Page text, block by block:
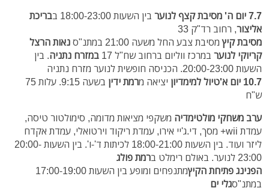
7.7 יום ה'
מסיבת קצף לנוער בין השעות 18:00-23:00 ב
בריכת
אליצור, רחוב רד"ק 33
מסיבת קיץמסיבת צבע החל משעה 21:00 במתנ"ס
נאות הרצל
קריוקי לנוער במרכז ווליום ברחוב שח"ל 17 במזרח נתניה. בין
השעות 20:00-23:00. הכניסה חופשית לנוער מזרח נתניה
10.7 יום א'
טיול למימדיון יציאה מרמת ידין
בשעה 9:15. עלות 75
ש"ח
ערב משחקי מולטימדיה משקפי מציאות מדומה, סימולטור טיסה,
עמדת wii+ מסך, די.ג'יי אירו, עמדת ריקוד וירטואלי, עמדת אקדח
ליזר ועוד.
בין השעות 18:00-21:00 לכיתות ד'-ו'. בין השעות 20:00-
23:00 לנוער.
באולם רימלט ברמת פולג
הפנינג פתיחת הקיץמתנפחים ומופע בין השעות 17:00-19:00
במתנ"סגלי ים